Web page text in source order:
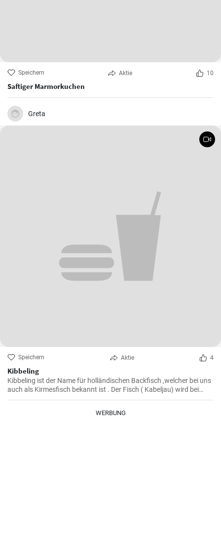
Speichern Aktie 10
Saftiger Marmorkuchen
Greta
Speichern Aktie 4
Kibbeling
Kibbeling ist der Name für holländischen Backfisch ,welcher bei uns
auch als Kirmesfisch bekannt ist . Der Fisch ( Kabeljau) wird bei
diesem Rezept in heißem Öl fritiert bis er eine knusprike Kruste hat .
WERBUNG